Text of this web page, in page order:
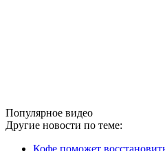
Популярное видео
Другие новости по теме:
Кофе поможет